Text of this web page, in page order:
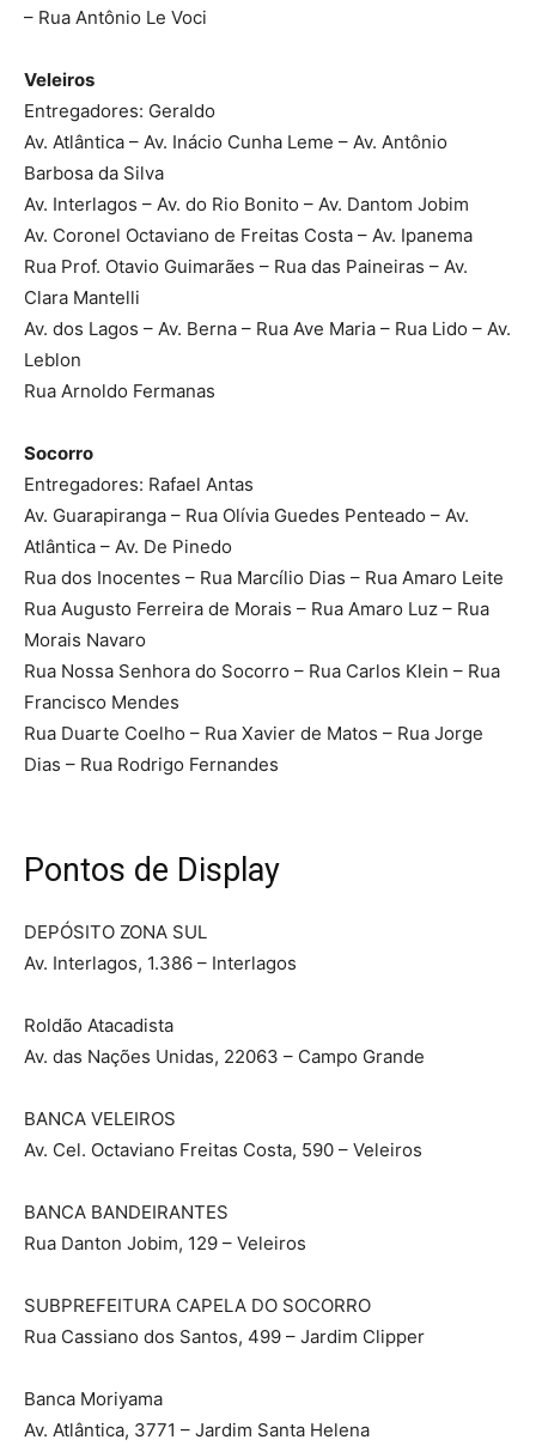
– Rua Antônio Le Voci
Veleiros
Entregadores: Geraldo
Av. Atlântica – Av. Inácio Cunha Leme – Av. Antônio
Barbosa da Silva
Av. Interlagos – Av. do Rio Bonito – Av. Dantom Jobim
Av. Coronel Octaviano de Freitas Costa – Av. Ipanema
Rua Prof. Otavio Guimarães – Rua das Paineiras – Av.
Clara Mantelli
Av. dos Lagos – Av. Berna – Rua Ave Maria – Rua Lido – Av.
Leblon
Rua Arnoldo Fermanas
Socorro
Entregadores: Rafael Antas
Av. Guarapiranga – Rua Olívia Guedes Penteado – Av.
Atlântica – Av. De Pinedo
Rua dos Inocentes – Rua Marcílio Dias – Rua Amaro Leite
Rua Augusto Ferreira de Morais – Rua Amaro Luz – Rua
Morais Navaro
Rua Nossa Senhora do Socorro – Rua Carlos Klein – Rua
Francisco Mendes
Rua Duarte Coelho – Rua Xavier de Matos – Rua Jorge
Dias – Rua Rodrigo Fernandes
Pontos de Display
DEPÓSITO ZONA SUL
Av. Interlagos, 1.386 – Interlagos
Roldão Atacadista
Av. das Nações Unidas, 22063 – Campo Grande
BANCA VELEIROS
Av. Cel. Octaviano Freitas Costa, 590 – Veleiros
BANCA BANDEIRANTES
Rua Danton Jobim, 129 – Veleiros
SUBPREFEITURA CAPELA DO SOCORRO
Rua Cassiano dos Santos, 499 – Jardim Clipper
Banca Moriyama
Av. Atlântica, 3771 – Jardim Santa Helena